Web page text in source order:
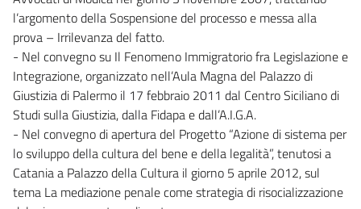
l’argomento della Sospensione del processo e messa alla
prova – Irrilevanza del fatto.
- Nel convegno su Il Fenomeno Immigratorio fra Legislazione e
Integrazione, organizzato nell’Aula Magna del Palazzo di
Giustizia di Palermo il 17 febbraio 2011 dal Centro Siciliano di
Studi sulla Giustizia, dalla Fidapa e dall’A.I.G.A.
- Nel convegno di apertura del Progetto “Azione di sistema per
lo sviluppo della cultura del bene e della legalità”, tenutosi a
Catania a Palazzo della Cultura il giorno 5 aprile 2012, sul
tema La mediazione penale come strategia di risocializzazione